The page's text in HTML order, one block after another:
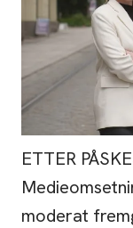
ETTER
moderat